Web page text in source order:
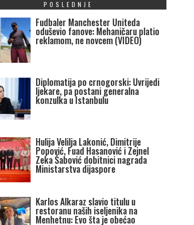
POSLEDNJE
Fudbaler Manchester Uniteda
oduševio fanove: Mehaničaru platio
reklamom, ne novcem (VIDEO)
Diplomatija po crnogorski: Uvrijedi
ljekare, pa postani generalna
konzulka u Istanbulu
Hulija Velilja Lakonić, Dimitrije
Popović, Fuad Hasanović i Zejnel
Zeka Šabović dobitnici nagrada
Ministarstva dijaspore
Karlos Alkaraz slavio titulu u
restoranu naših iseljenika na
Menhetnu: Evo šta je obećao